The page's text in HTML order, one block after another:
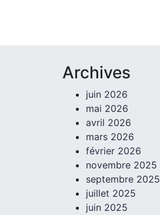
Archives
juin 2026
mai 2026
avril 2026
mars 2026
février 2026
novembre 2025
septembre 2025
juillet 2025
juin 2025